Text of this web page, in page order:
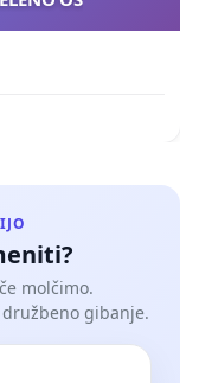
molčimo.
gibanje.